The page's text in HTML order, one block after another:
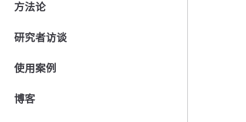
方法论
研究者访谈
使用案例
博客